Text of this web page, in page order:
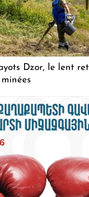
Dzor, le lent